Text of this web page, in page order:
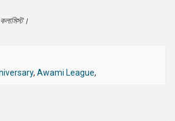
, Awami League,